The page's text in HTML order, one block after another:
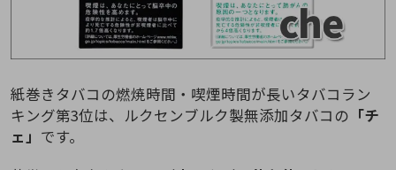
紙巻きタバコの燃焼時間・喫煙時間が長いタバコラン
キング第3位は、ルクセンブルク製無添加タバコの 「チ
ェ」 です。